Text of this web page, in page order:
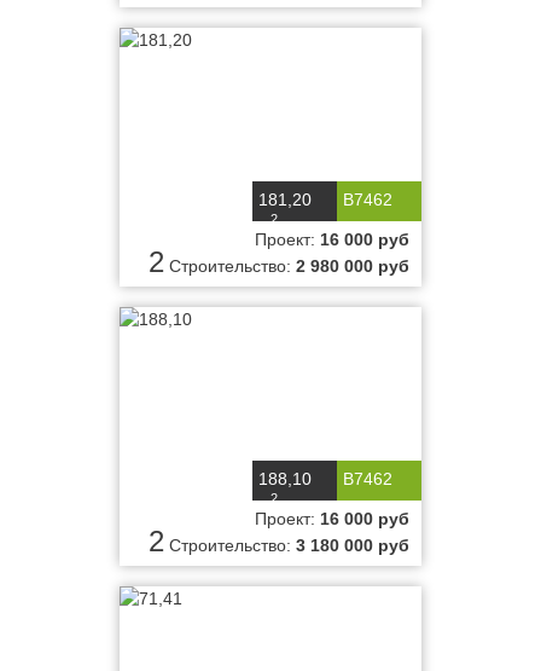
B7462
181,20
м2
2
Проект: 16 000 руб
Строительство: 2 980 000 руб
B7462
188,10
м2
2
Проект: 16 000 руб
Строительство: 3 180 000 руб